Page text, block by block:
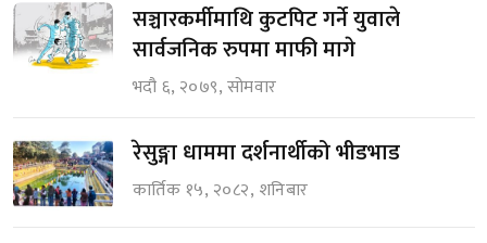
सञ्चारकर्मीमाथि कुटपिट गर्ने युवाले
सार्वजनिक रुपमा माफी मागे
भदौ ६, २०७९, सोमवार
रेसुङ्गा धाममा दर्शनार्थीको भीडभाड
कार्तिक १५, २०८२, शनिबार